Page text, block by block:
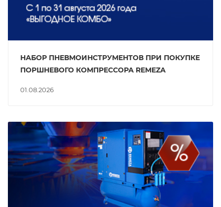
01.08.2026
НАБОР ПНЕВМОИНСТРУМЕНТОВ ПРИ ПОКУПКЕ
ПОРШНЕВОГО КОМПРЕССОРА REMEZA